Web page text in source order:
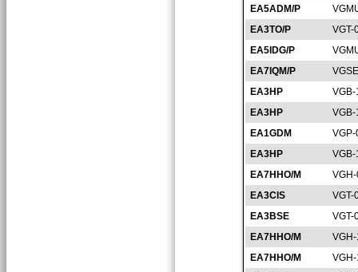
EA5ADM/P
EA3TO/P
VGT-
EA5IDG/P
EA7IQM/P
EA3HP
EA3HP
EA1GDM
EA3HP
EA7HHO/M
EA3CIS
VGT-
EA3BSE
VGT-
EA7HHO/M
EA7HHO/M